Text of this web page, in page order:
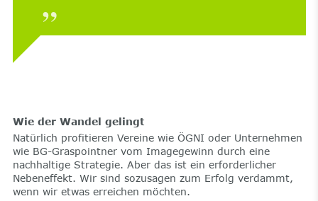
Wie der Wandel gelingt
Natürlich profitieren Vereine wie ÖGNI oder Unternehmen
wie BG-Graspointner vom Imagegewinn durch eine
nachhaltige Strategie. Aber das ist ein erforderlicher
Nebeneffekt. Wir sind sozusagen zum Erfolg verdammt,
wenn wir etwas erreichen möchten.